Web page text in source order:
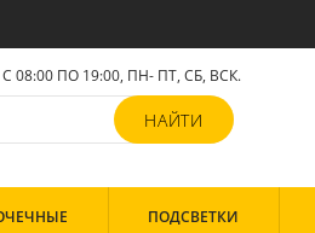
С 08:00 ПО 19:00, ПН- ПТ, СБ, ВСК.
ПОДСВЕТКИ